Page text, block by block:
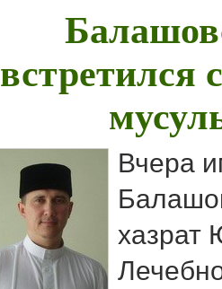
встретился
Вчера
хазрат